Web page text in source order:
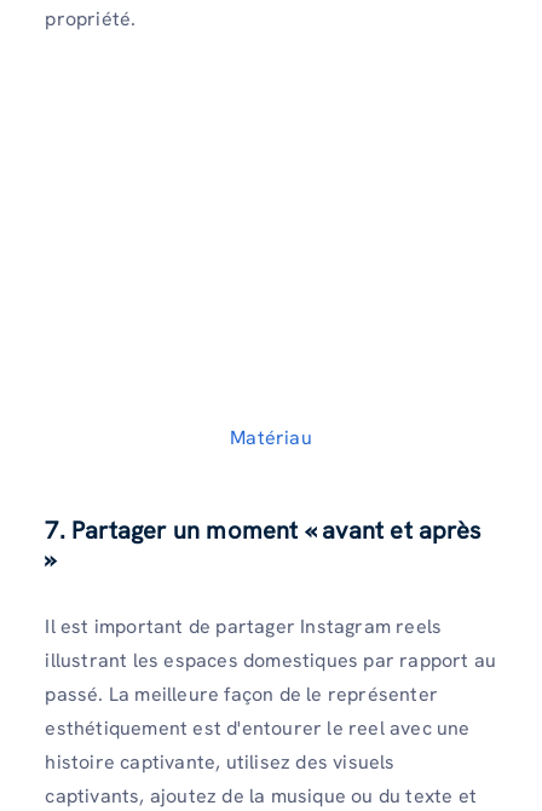
propriété.
Matériau
7. Partager un moment « avant et après
»
Il est important de partager Instagram reels
illustrant les espaces domestiques par rapport au
passé. La meilleure façon de le représenter
esthétiquement est d'entourer le reel avec une
histoire captivante, utilisez des visuels
captivants, ajoutez de la musique ou du texte et